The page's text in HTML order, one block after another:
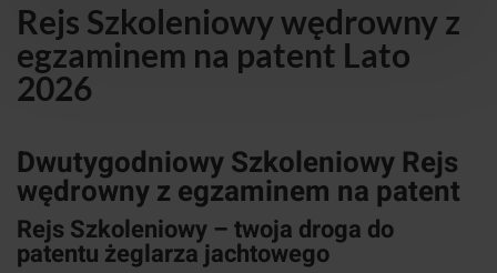
Rejs Szkoleniowy wędrowny z
egzaminem na patent Lato
2026
Dwutygodniowy Szkoleniowy Rejs
wędrowny z egzaminem na patent
Rejs Szkoleniowy – twoja droga do
patentu żeglarza jachtowego